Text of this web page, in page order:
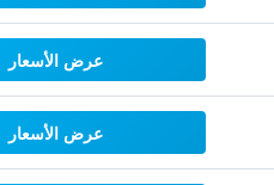
عرض الأسعار
عرض الأسعار